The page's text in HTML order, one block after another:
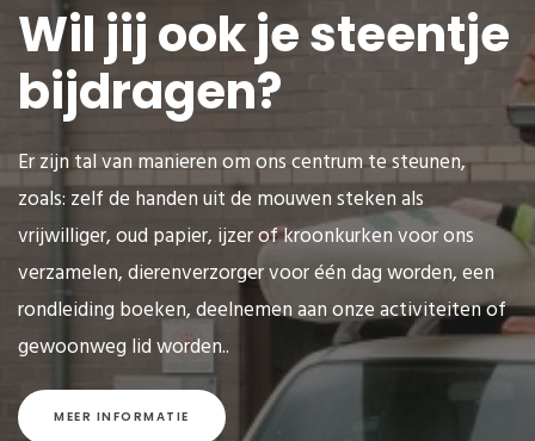
Wil jij ook je steentje
bijdragen?
Er zijn tal van manieren om ons centrum te steunen,
zoals: zelf de handen uit de mouwen steken als
vrijwilliger, oud papier, ijzer of kroonkurken voor ons
verzamelen, dierenverzorger voor één dag worden, een
rondleiding boeken, deelnemen aan onze activiteiten of
gewoonweg lid worden..
MEER INFORMATIE